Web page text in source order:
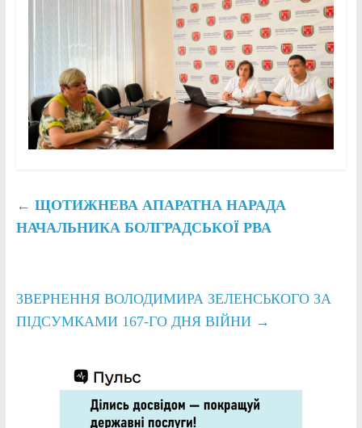
← ЩОТИЖНЕВА АПАРАТНА НАРАДА
НАЧАЛЬНИКА БОЛГРАДСЬКОЇ РВА
ЗВЕРНЕННЯ ВОЛОДИМИРА ЗЕЛЕНСЬКОГО ЗА
ПІДСУМКАМИ 167-ГО ДНЯ ВІЙНИ →